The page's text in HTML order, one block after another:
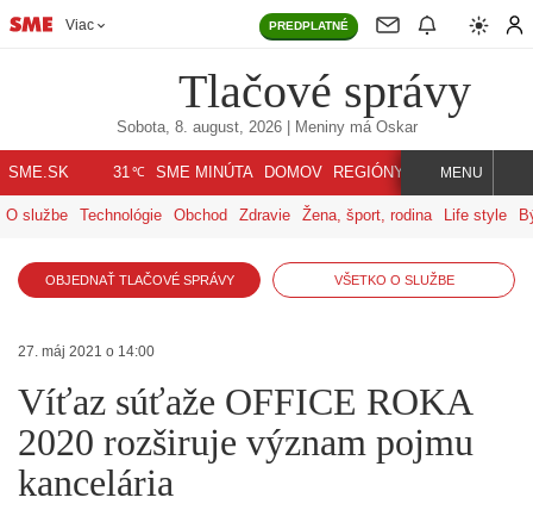
Viac PREDPLATNÉ
Tlačové správy
Sobota, 8. august, 2026| Meniny má Oskar
SME.SK 31℃ SME MINÚTA DOMOV REGIÓNY INDEX SVET
MENU
O službe Technológie Obchod Zdravie Žena, šport, rodina Life style
OBJEDNAŤ TLAČOVÉ SPRÁVY VŠETKO O SLUŽBE
27. máj 2021 o 14:00
Víťaz súťaže OFFICE ROKA
2020 rozširuje význam pojmu
kancelária